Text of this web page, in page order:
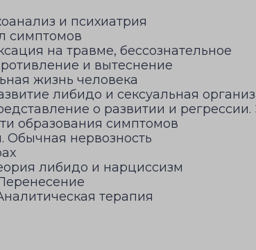
и психиатрия
симптомов
на травме, бессознательное
и вытеснение
жизнь человека
либидо и сексуальная
о развитии и регрессии.
образования симптомов
Обычная нервозность
либидо и нарциссизм
терапия